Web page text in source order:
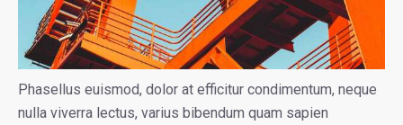
Phasellus euismod, dolor at efficitur condimentum, neque
nulla viverra lectus, varius bibendum quam sapien